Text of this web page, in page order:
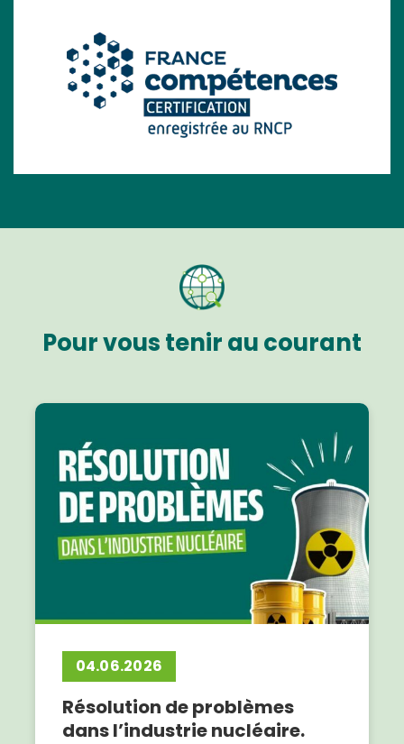
Pour vous tenir au courant
04.06.2026
Résolution de problèmes
dans l’industrie nucléaire.